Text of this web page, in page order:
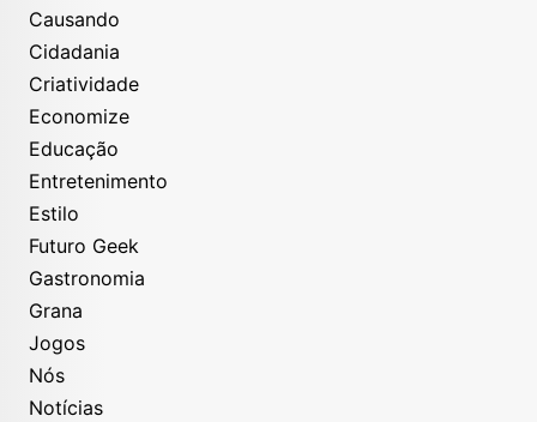
Causando
Cidadania
Criatividade
Economize
Educação
Entretenimento
Estilo
Futuro Geek
Gastronomia
Grana
Jogos
Nós
Notícias